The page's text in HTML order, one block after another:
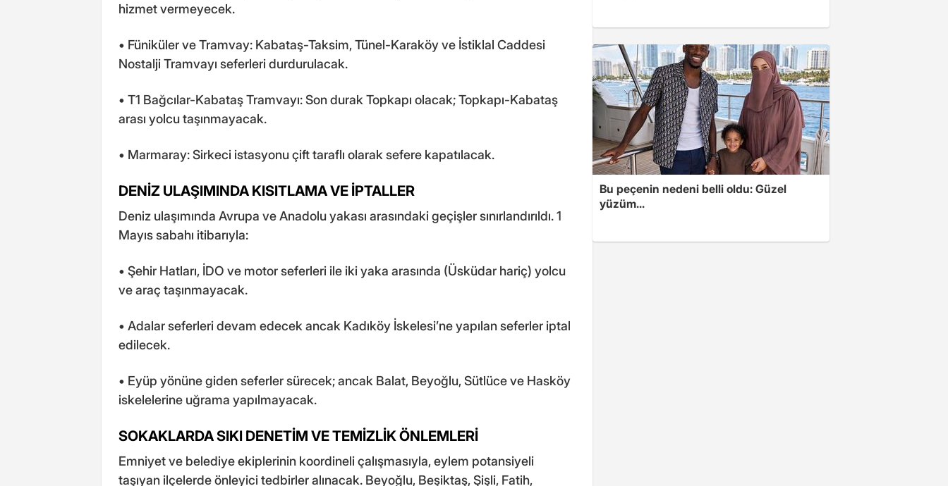
hizmet vermeyecek.
• Füniküler ve Tramvay: Kabataş-Taksim, Tünel-Karaköy ve İstiklal Caddesi
Nostalji Tramvayı seferleri durdurulacak.
• T1 Bağcılar-Kabataş Tramvayı: Son durak Topkapı olacak; Topkapı-Kabataş
arası yolcu taşınmayacak.
• Marmaray: Sirkeci istasyonu çift taraflı olarak sefere kapatılacak.
DENİZ ULAŞIMINDA KISITLAMA VE İPTALLER
Deniz ulaşımında Avrupa ve Anadolu yakası arasındaki geçişler sınırlandırıldı. 1
Mayıs sabahı itibarıyla:
• Şehir Hatları, İDO ve motor seferleri ile iki yaka arasında (Üsküdar hariç) yolcu
ve araç taşınmayacak.
• Adalar seferleri devam edecek ancak Kadıköy İskelesi’ne yapılan seferler iptal
edilecek.
• Eyüp yönüne giden seferler sürecek; ancak Balat, Beyoğlu, Sütlüce ve Hasköy
iskelelerine uğrama yapılmayacak.
SOKAKLARDA SIKI DENETİM VE TEMİZLİK ÖNLEMLERİ
Emniyet ve belediye ekiplerinin koordineli çalışmasıyla, eylem potansiyeli
taşıyan ilçelerde önleyici tedbirler alınacak. Beyoğlu, Beşiktaş, Şişli, Fatih,
Bu peçenin nedeni belli oldu: Güzel
yüzüm...